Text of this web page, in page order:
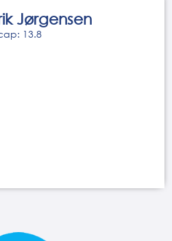
Jørgensen
13.8